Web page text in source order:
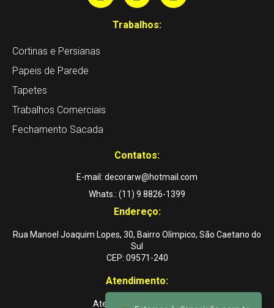
Trabalhos:
Cortinas e Persianas
Papeis de Parede
Tapetes
Trabalhos Comerciais
Fechamento Sacada
Contatos:
E-mail: decorarw@hotmail.com
Whats.: (11) 9 8826-1399
Endereço:
Rua Manoel Joaquim Lopes, 30, Bairro Olímpico, São Caetano do
Sul
CEP: 09571-240
Atendimento:
Atendemos a domicílio